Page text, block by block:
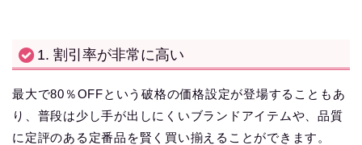
1. 割引率が非常に高い
最大で80％OFFという破格の価格設定が登場することもあ
り、普段は少し手が出しにくいブランドアイテムや、品質
に定評のある定番品を賢く買い揃えることができます。